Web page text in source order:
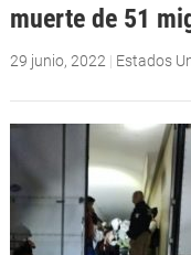
muerte de 51
29 junio, 2022| Estados